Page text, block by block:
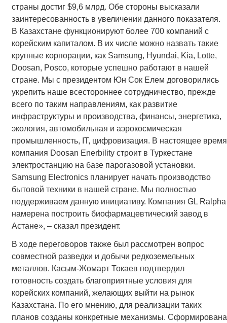
страны достиг $9,6 млрд. Обе стороны высказали
заинтересованность в увеличении данного показателя.
В Казахстане функционируют более 700 компаний с
корейским капиталом. В их числе можно назвать такие
крупные корпорации, как Samsung, Hyundai, Kia, Lotte,
Doosan, Posco, которые успешно работают в нашей
стране. Мы с президентом Юн Сок Елем договорились
укрепить наше всестороннее сотрудничество, прежде
всего по таким направлениям, как развитие
инфраструктуры и производства, финансы, энергетика,
экология, автомобильная и аэрокосмическая
промышленность, IT, цифровизация. В настоящее время
компания Doosan Enerbility строит в Туркестане
электростанцию на базе парогазовой установки.
Samsung Electronics планирует начать производство
бытовой техники в нашей стране. Мы полностью
поддерживаем данную инициативу. Компания GL Ralpha
намерена построить биофармацевтический завод в
Астане», – сказал президент.
В ходе переговоров также был рассмотрен вопрос
совместной разведки и добычи редкоземельных
металлов. Касым-Жомарт Токаев подтвердил
готовность создать благоприятные условия для
корейских компаний, желающих выйти на рынок
Казахстана. По его мнению, для реализации таких
планов созданы конкретные механизмы. Сформирована